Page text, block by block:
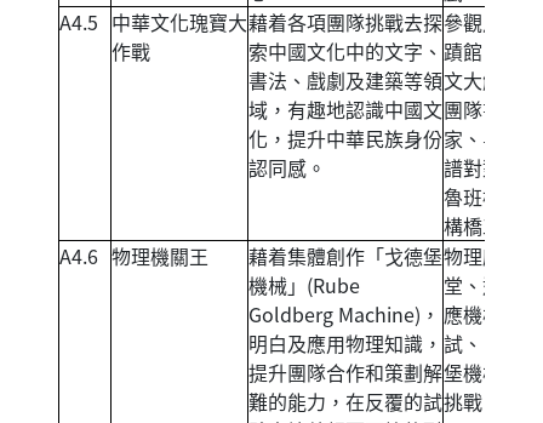
A4.5 中華文化瑰寶大
作戰
藉着各項團隊挑戰去探
索中國文化中的文字、
書法、戲劇及建築等領
域，有趣地認識中國文
化，提升中華民族身份
認同感。
參觀馬灣古
蹟館、甲骨
文大解碼、
團隊書法
家、粵劇面
譜對對碰、
魯班榫卯結
構橋工程。
A4.6 物理機關王
藉着集體創作「戈德堡
機械」(Rube
Goldberg Machine)，
明白及應用物理知識，
提升團隊合作和策劃解
難的能力，在反覆的試
物理應用學
堂、連鎖反
應機械測
試、「戈德
堡機械」大
挑戰。